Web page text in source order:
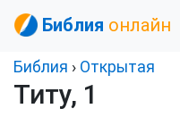
Библия онлайн
Библия › Открытая
Титу, 1